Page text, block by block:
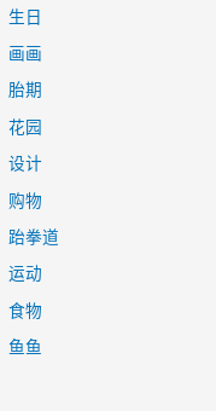
生日
画画
胎期
花园
设计
购物
跆拳道
运动
食物
鱼鱼